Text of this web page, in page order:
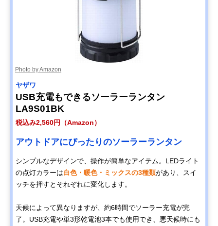
Photo by Amazon
ヤザワ
USB充電もできるソーラーランタン
LA9S01BK
税込み2,560円（Amazon）
アウトドアにぴったりのソーラーランタン
シンプルなデザインで、操作が簡単なアイテム。LEDライト
の点灯カラーは白色・暖色・ミックスの3種類があり、スイ
ッチを押すとそれぞれに変化します。
天候によって異なりますが、約6時間でソーラー充電が完
了。USB充電や単3形乾電池3本でも使用でき、悪天候時にも